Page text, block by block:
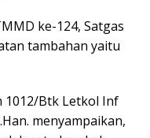
ke-124, Satgas
tambahan yaitu
1012/Btk Letkol Inf
menyampaikan,